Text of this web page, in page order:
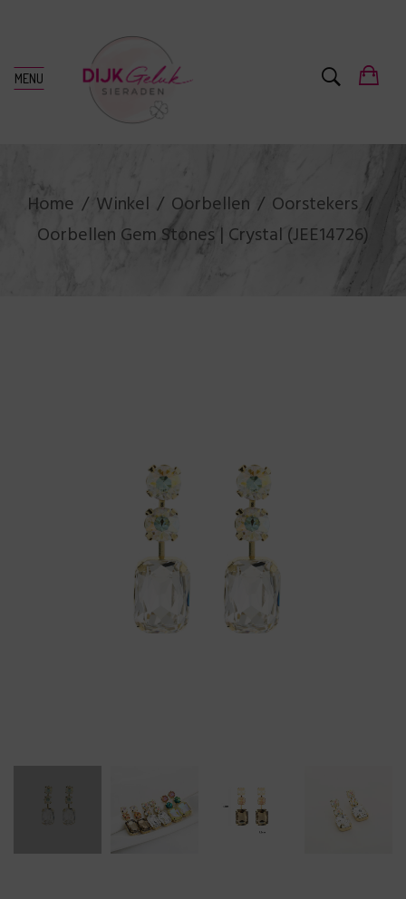
MENU
Home Winkel Oorbellen
Oorstekers
Oorbellen Gem Stones | Crystal (JEE14726)